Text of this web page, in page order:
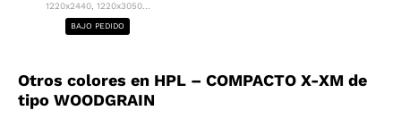
1220x2440, 1220x3050...
BAJO PEDIDO
Otros colores en HPL – COMPACTO X-XM de
tipo WOODGRAIN